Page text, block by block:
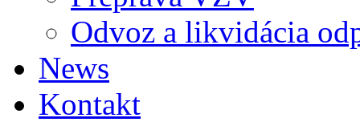
Odvoz a likvidácia
News
Kontakt